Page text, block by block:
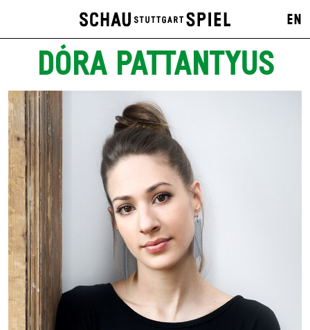
EN
DÓRA PATTANTYUS